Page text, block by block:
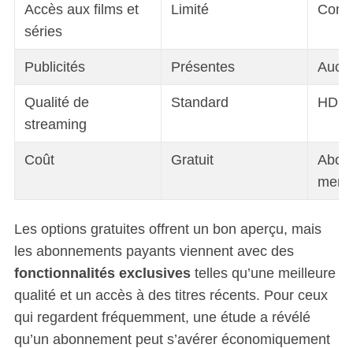
Accès aux films et
séries
Limité
Publicités Présentes
Qualité de
streaming
Standard HD,
Coût Gratuit
Les options gratuites offrent un bon aperçu, mais
les abonnements payants viennent avec des
fonctionnalités exclusivestelles qu’une meilleure
qualité et un accès à des titres récents. Pour ceux
qui regardent fréquemment, une étude a révélé
qu’un abonnement peut s’avérer économiquement